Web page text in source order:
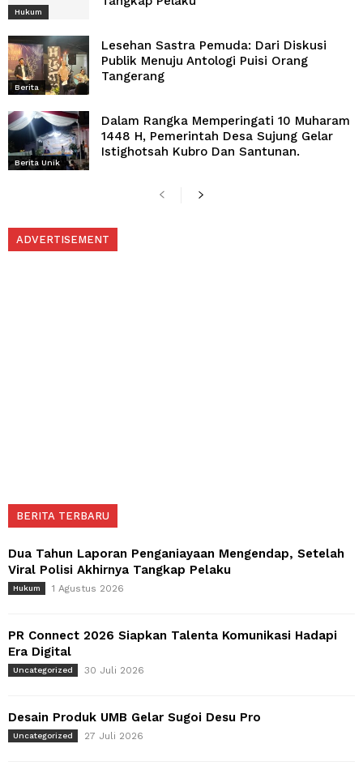
Hukum
Berita
Lesehan Sastra Pemuda: Dari Diskusi
Publik Menuju Antologi Puisi Orang
Tangerang
Berita Unik
Dalam Rangka Memperingati 10 Muharam
1448 H, Pemerintah Desa Sujung Gelar
Istighotsah Kubro Dan Santunan.
ADVERTISEMENT
BERITA TERBARU
Dua Tahun Laporan Penganiayaan Mengendap, Setelah
Viral Polisi Akhirnya Tangkap Pelaku
Hukum 1 Agustus 2026
PR Connect 2026 Siapkan Talenta Komunikasi Hadapi
Era Digital
Uncategorized 30 Juli 2026
Desain Produk UMB Gelar Sugoi Desu Pro
Uncategorized 27 Juli 2026